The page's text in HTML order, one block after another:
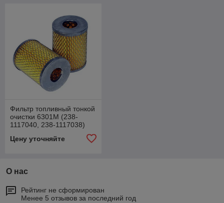
Фильтр топливный тонкой
очистки 6301M (238-
1117040, 238-1117038)
Цену уточняйте
О нас
Рейтинг не сформирован
Менее 5 отзывов за последний год